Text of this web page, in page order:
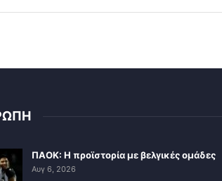
ΠΑΟΚ: Η προϊστορία με βελγικές ομάδες
Αυγ 6, 2026